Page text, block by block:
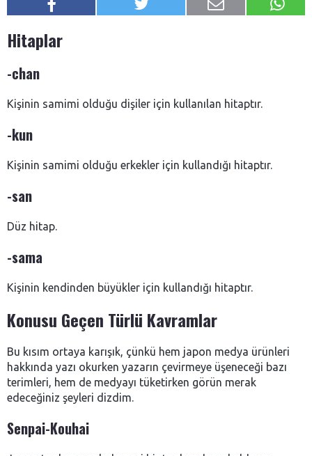
Hitaplar
-chan
Kişinin samimi olduğu dişiler için kullanılan hitaptır.
-kun
Kişinin samimi olduğu erkekler için kullandığı hitaptır.
-san
Düz hitap.
-sama
Kişinin kendinden büyükler için kullandığı hitaptır.
Konusu Geçen Türlü Kavramlar
Bu kısım ortaya karışık, çünkü hem japon medya ürünleri
hakkında yazı okurken yazarın çevirmeye üşeneceği bazı
terimleri, hem de medyayı tüketirken görün merak
edeceğiniz şeyleri dizdim.
Senpai-Kouhai